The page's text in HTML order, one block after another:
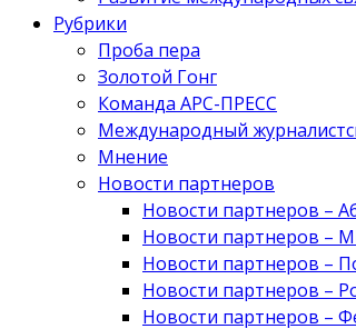
Рубрики
Проба пера
Золотой Гонг
Команда АРС-ПРЕСС
Международный
Мнение
Новости партнеров
Новости партнеров –
Новости партнеров –
Новости партнеров –
Новости партнеров –
Новости партнеров –